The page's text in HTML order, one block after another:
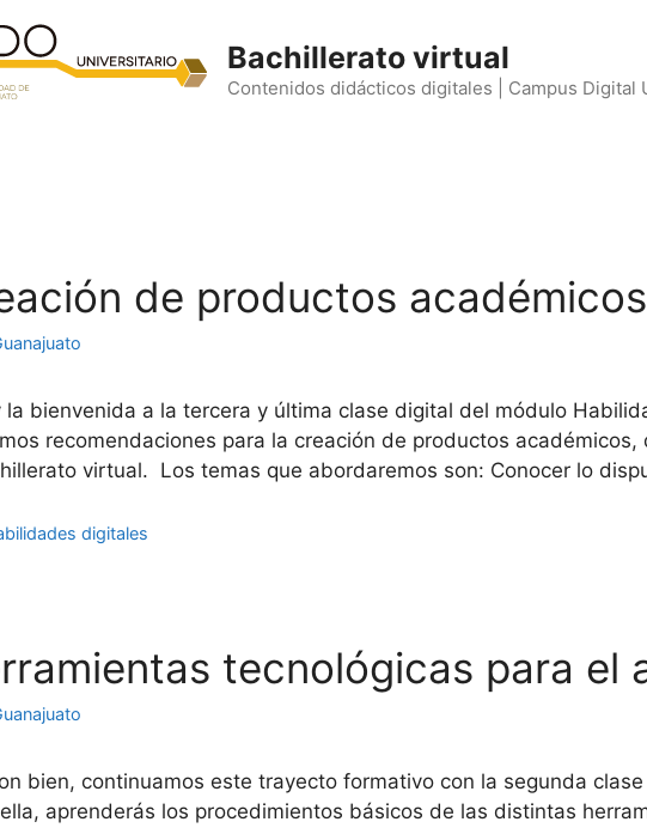
Bachillerato virtual
Contenidos didácticos digitales | Campus Digital
de productos académicos
la bienvenida a la tercera y última clase digital del módulo
recomendaciones para la creación de productos
virtual. Los temas que abordaremos son: Conocer lo
digitales
tecnológicas para el
bien, continuamos este trayecto formativo con la segunda
aprenderás los procedimientos básicos de las distintas